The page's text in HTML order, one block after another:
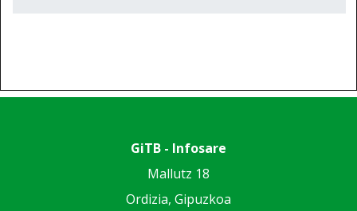
GiTB - Infosare
Mallutz 18
Ordizia, Gipuzkoa